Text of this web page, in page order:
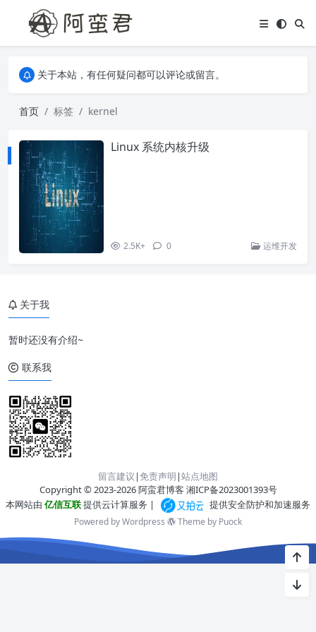
关于本站，有任何疑问都可以评论或留言。
关于本站，有任何疑问都可以评论或留言。
首页
标签 kernel
Linux 系统内核升级
2.5K+ 0 运维开发
关于我
暂时还没有介绍~
联系我
留言建议 |免责声明 |站点地图
Copyright © 2023-2026 阿蛮君博客 湘ICP备2023001393号
本网站由 亿信互联提供云计算服务 | 提供安全防护和加速服务
Powered by Wordpress Theme by Puock